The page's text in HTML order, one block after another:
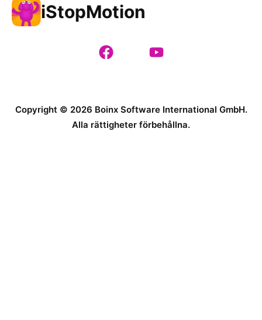
iStopMotion
Copyright © 2026 Boinx Software International GmbH.
Alla rättigheter förbehållna.